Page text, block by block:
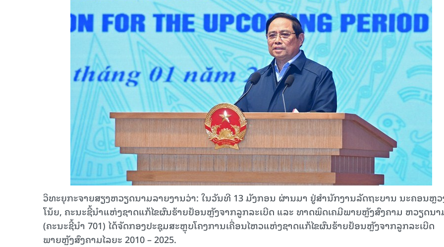
ວິທະຍຸກະຈາຍສຽງຫວຽດນາມລາຍງານວ່າ: ໃນວັນທີ 13 ມັງກອນ ຜ່ານມາ ຢູ່ສຳນັກງານລັດຖະບານ ນະຄອນຫຼວ
ໂນ້ຍ, ຄະນະຊີ້ນຳແຫ່ງຊາດແກ້ໄຂຜົນຮ້າຍຢ້ອນຫຼັງຈາກລູກລະເບີດ ແລະ ທາດພິດເຄມີພາຍຫຼັງສົງຄາມ ຫວຽດນາ
(ຄະນະຊີ້ນຳ 701) ໄດ້ຈັດກອງປະຊຸມສະຫຼຸບໂຄງການເຄື່ອນໄຫວແຫ່ງຊາດແກ້ໄຂຜົນຮ້າຍຢ້ອນຫຼັງຈາກລູກລະເບີດ
ພາຍຫຼັງສົງຄາມໄລຍະ 2010 – 2025.